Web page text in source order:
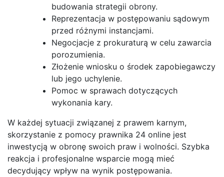
budowania strategii obrony.
Reprezentacja w postępowaniu sądowym
przed różnymi instancjami.
Negocjacje z prokuraturą w celu zawarcia
porozumienia.
Złożenie wniosku o środek zapobiegawczy
lub jego uchylenie.
Pomoc w sprawach dotyczących
wykonania kary.
W każdej sytuacji związanej z prawem karnym,
skorzystanie z pomocy prawnika 24 online jest
inwestycją w obronę swoich praw i wolności. Szybka
reakcja i profesjonalne wsparcie mogą mieć
decydujący wpływ na wynik postępowania.